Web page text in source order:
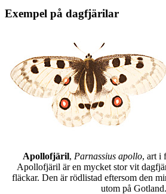
Exempel på dagfjärilar
Apollofjäril, Parnassius apollo, art i
Apollofjäril är en mycket stor vit
fläckar. Den är rödlistad eftersom den
utom på Gotland.